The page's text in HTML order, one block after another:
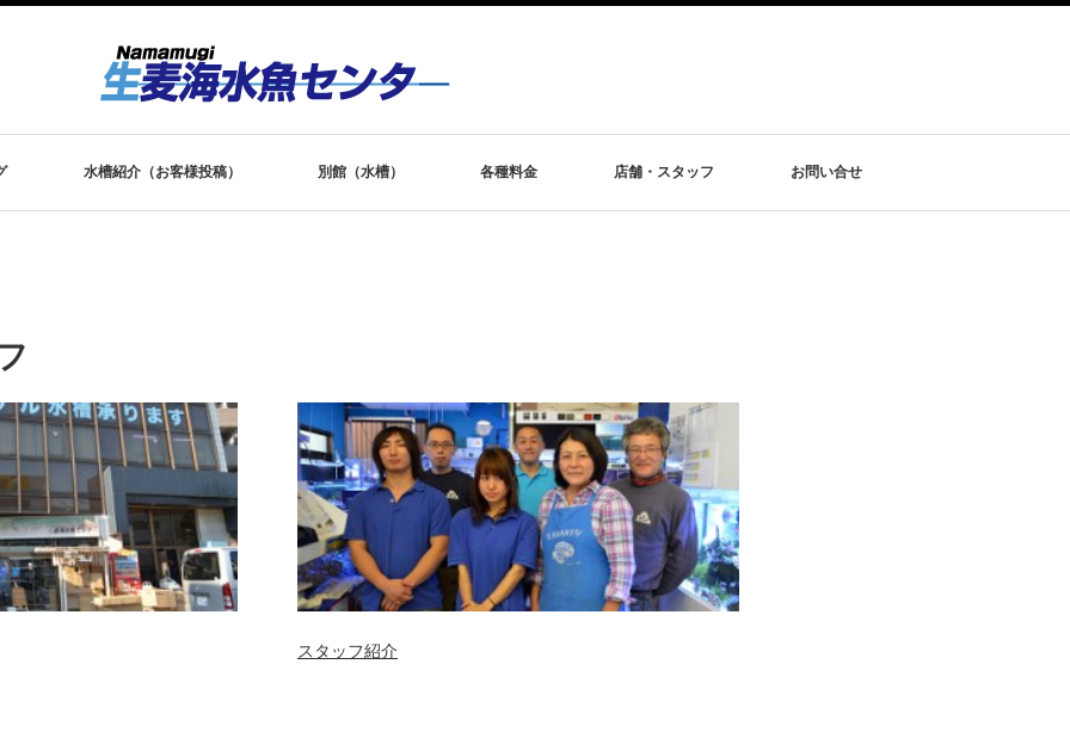
水槽紹介（お客様投稿） 別館（水槽） 各種料金 店舗・スタッフ お問い合せ
スタッフ紹介